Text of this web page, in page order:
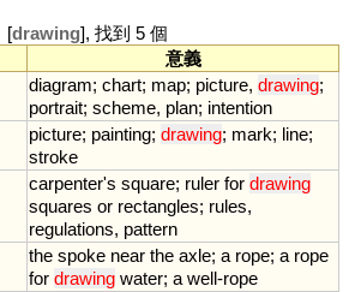
[drawing], 找到 5 個
意義
diagram; chart; map; picture, drawing;
portrait; scheme, plan; intention
picture; painting; drawing; mark; line;
stroke
carpenter's square; ruler for drawing
squares or rectangles; rules,
regulations, pattern
the spoke near the axle; a rope; a rope
for drawing water; a well-rope